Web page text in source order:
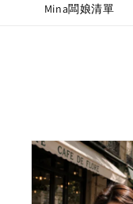
Mina闆娘清單